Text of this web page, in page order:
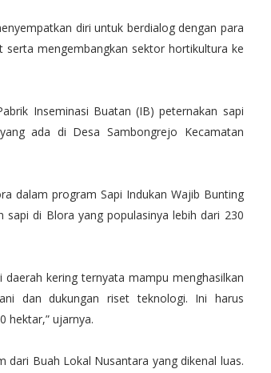
diri untuk berdialog dengan para
mengembangkan sektor hortikultura ke
Inseminasi Buatan (IB) peternakan sapi
ada di Desa Sambongrejo Kecamatan
dalam program Sapi Indukan Wajib Bunting
di Blora yang populasinya lebih dari 230
kering ternyata mampu menghasilkan
dan dukungan riset teknologi. Ini harus
hektar,” ujarnya.
dari Buah Lokal Nusantara yang dikenal luas.